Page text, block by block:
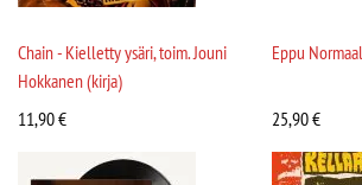
Chain - Kielletty ysäri, toim. Jouni
Hokkanen (kirja)
11,90€
Eppu
25,90€